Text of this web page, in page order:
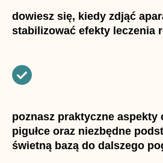
dowiesz się, kiedy zdjąć
stabilizować efekty leczenia
poznasz praktyczne aspekty
pigułce oraz niezbędne
świetną bazą do dalszego